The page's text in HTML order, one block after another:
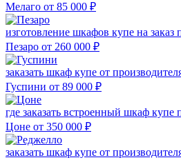
Мелаго от 85 000 ₽
изготовление шкафов купе на заказ
Пезаро от 260 000 ₽
заказать шкаф купе от
Гуспини от 89 000 ₽
где заказать встроенный шкаф купе
Цоне от 350 000 ₽
заказать шкаф купе от